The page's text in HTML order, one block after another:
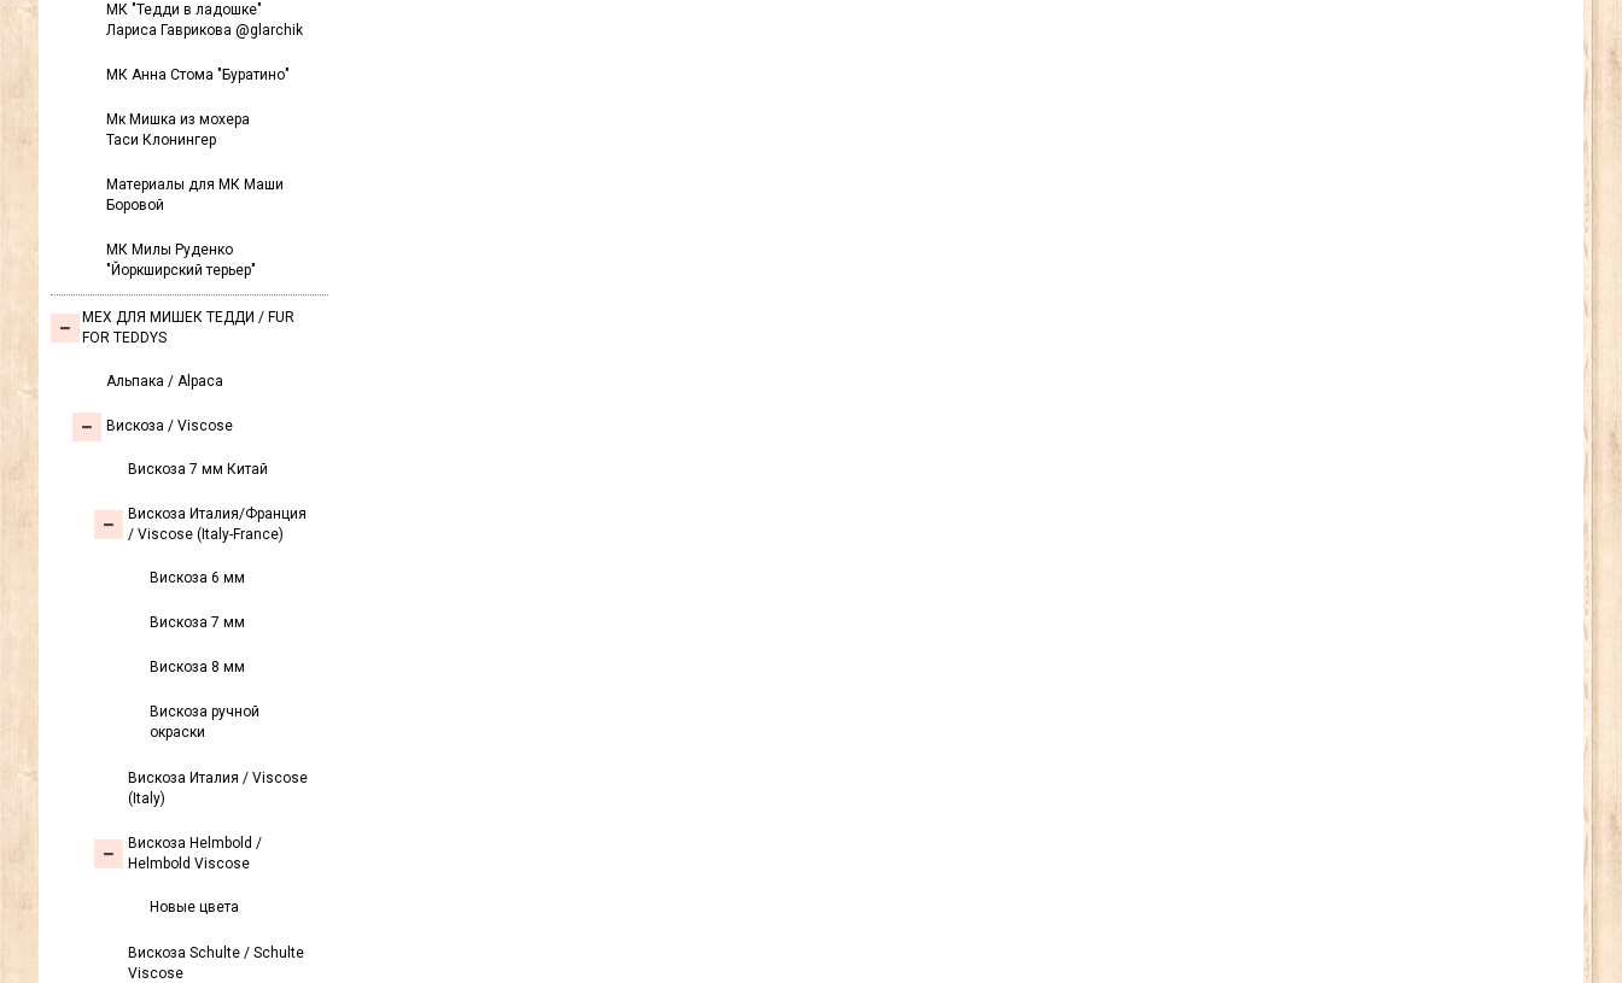
МК "Тедди в ладошке"
Лариса Гаврикова @glarchik
МК Анна Стома "Буратино"
Мк Мишка из мохера
Таси Клонингер
Материалы для МК Маши
Боровой
МК Милы Руденко
"Йоркширский терьер"
МЕХ ДЛЯ МИШЕК ТЕДДИ / FUR
FOR TEDDYS
Альпака / Alpaca
Вискоза / Viscose
Вискоза 7 мм Китай
Вискоза Италия/Франция
/ Viscose (Italy-France)
Вискоза 6 мм
Вискоза 7 мм
Вискоза 8 мм
Вискоза ручной
окраски
Вискоза Италия / Viscose
(Italy)
Вискоза Helmbold /
Helmbold Viscose
Новые цвета
Вискоза Sсhulte / Schulte
Viscose